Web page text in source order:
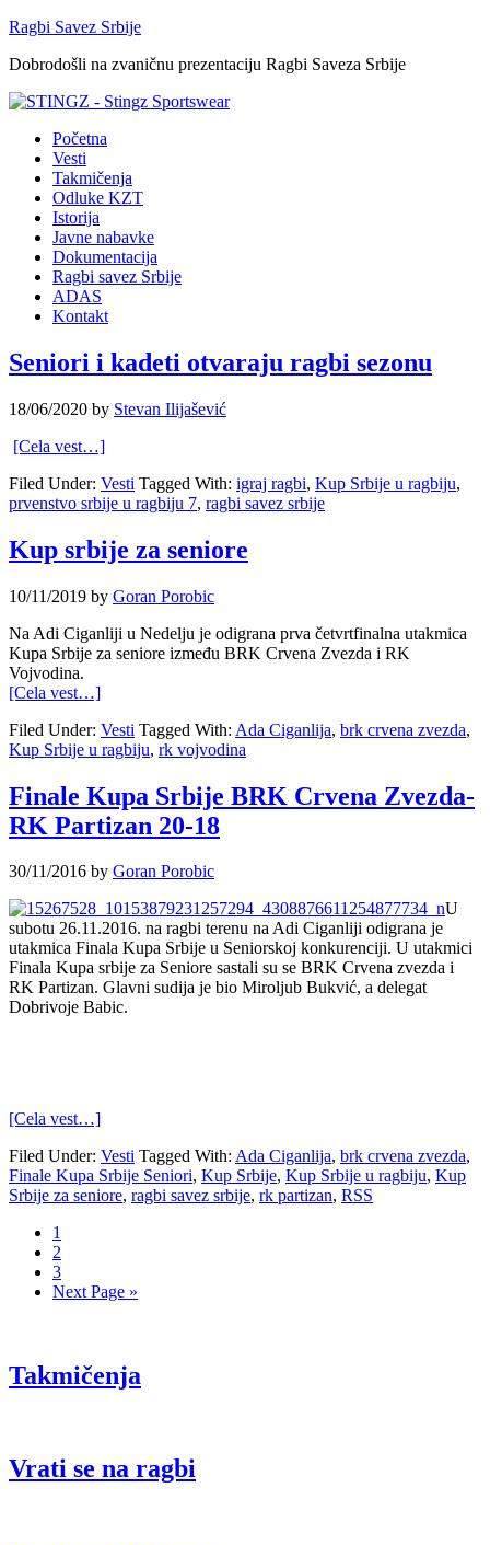
Ragbi Savez Srbije
Dobrodošli na zvaničnu prezentaciju Ragbi Saveza Srbije
Početna
Vesti
Takmičenja
Odluke KZT
Istorija
Javne nabavke
Dokumentacija
Ragbi savez Srbije
ADAS
Kontakt
Seniori i kadeti otvaraju ragbi sezonu
18/06/2020 by Stevan Ilijašević
[Cela vest…]
Filed Under: Vesti Tagged With: igraj ragbi, Kup Srbije u ragbiju,
prvenstvo srbije u ragbiju 7, ragbi savez srbije
Kup srbije za seniore
10/11/2019 by Goran Porobic
Na Adi Ciganliji u Nedelju je odigrana prva četvrtfinalna utakmica
Kupa Srbije za seniore između BRK Crvena Zvezda i RK
Vojvodina.
[Cela vest…]
Filed Under: Vesti Tagged With: Ada Ciganlija, brk crvena zvezda,
Kup Srbije u ragbiju, rk vojvodina
Finale Kupa Srbije BRK Crvena Zvezda-
RK Partizan 20-18
30/11/2016 by Goran Porobic
U
subotu 26.11.2016. na ragbi terenu na Adi Ciganliji odigrana je
utakmica Finala Kupa Srbije u Seniorskoj konkurenciji. U utakmici
Finala Kupa srbije za Seniore sastali su se BRK Crvena zvezda i
RK Partizan. Glavni sudija je bio Miroljub Bukvić, a delegat
Dobrivoje Babic.
[Cela vest…]
Filed Under: Vesti Tagged With: Ada Ciganlija, brk crvena zvezda,
Finale Kupa Srbije Seniori, Kup Srbije, Kup Srbije u ragbiju, Kup
Srbije za seniore, ragbi savez srbije, rk partizan, RSS
1
2
3
Next Page »
Takmičenja
Vrati se na ragbi